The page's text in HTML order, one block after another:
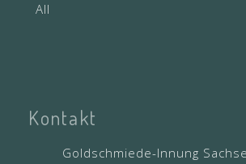
All
Kontakt
Goldschmiede-Innung